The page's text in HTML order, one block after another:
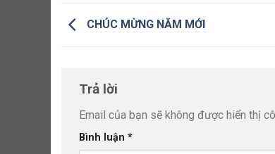
CHÚC MỪNG NĂM MỚI
Trả lời
Email của bạn sẽ không được hiển thị
Bình luận *